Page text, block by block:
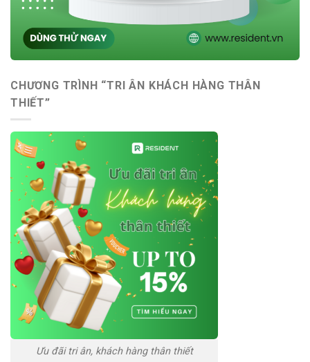
CHƯƠNG TRÌNH “TRI ÂN KHÁCH HÀNG THÂN
THIẾT”
Ưu đãi tri ân, khách hàng thân thiết